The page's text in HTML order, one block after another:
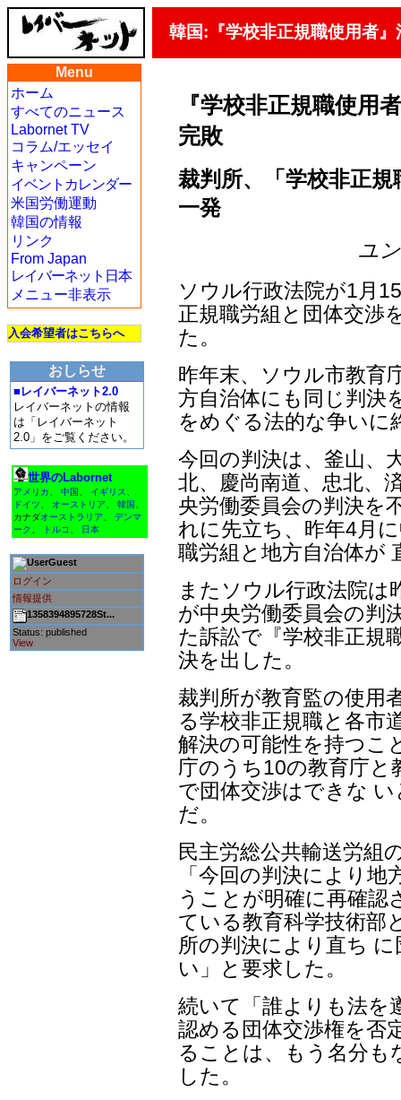
韓国:『学校非正規職使用者
Menu
ホーム
すべてのニュース
Labornet TV
コラム/エッセイ
キャンペーン
イベントカレンダー
米国労働運動
韓国の情報
リンク
From Japan
レイバーネット日本
メニュー非表示
入会希望者はこちらへ
おしらせ
■レイバーネット2.0
レイバーネットの情報
は「レイバーネット
2.0」をご覧ください。
世界のLabornet
アメリカ 中国 イギリス
ドイツ
オーストリア 韓国
カナダオーストラリア
デンマ
ーク
トルコ 日本
Guest
ログイン
情報提供
1358394895728St...
Status: published
View
『学校非正規職使用
完敗
裁判所、「学校非正
一発
ユ
ソウル行政法院が1月
正規職労組と団体交渉
た。
昨年末、ソウル市教育
方自治体にも同じ判決
をめぐる法的な争いに
今回の判決は、釜山、
北、慶尚南道、忠北、
央労働委員会の判決を
れに先立ち、昨年4月
職労組と地方自治体が
またソウル行政法院は
が中央労働委員会の判
た訴訟で『学校非正規
決を出した。
裁判所が教育監の使用
る学校非正規職と各市
解決の可能性を持つこ
庁のうち10の教育庁と
で団体交渉はできな
だ。
民主労総公共輸送労組
「今回の判決により
うことが明確に再確認
ている教育科学技術部
所の判決により直ち
い」と要求した。
続いて「誰よりも法を
認める団体交渉権を否
ることは、もう名分も
した。